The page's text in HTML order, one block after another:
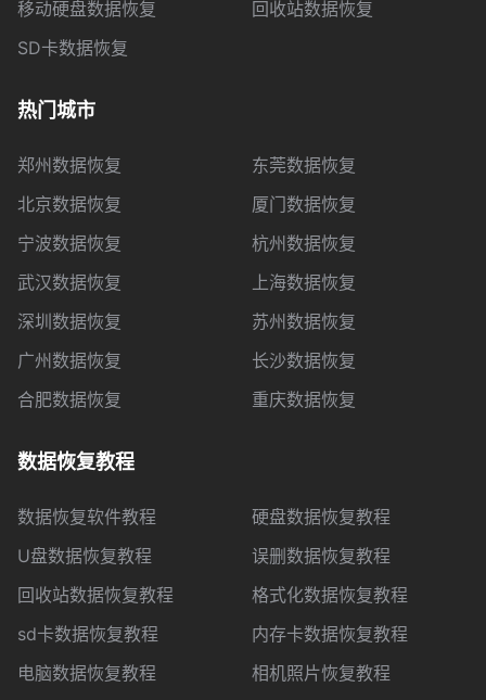
移动硬盘数据恢复
回收站数据恢复
SD卡数据恢复
热门城市
郑州数据恢复
东莞数据恢复
北京数据恢复
厦门数据恢复
宁波数据恢复
杭州数据恢复
武汉数据恢复
上海数据恢复
深圳数据恢复
苏州数据恢复
广州数据恢复
长沙数据恢复
合肥数据恢复
重庆数据恢复
数据恢复教程
数据恢复软件教程
硬盘数据恢复教程
U盘数据恢复教程
误删数据恢复教程
回收站数据恢复教程
格式化数据恢复教程
sd卡数据恢复教程
内存卡数据恢复教程
电脑数据恢复教程
相机照片恢复教程